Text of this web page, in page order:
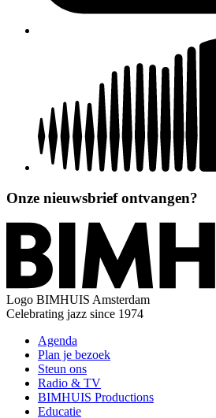
Onze nieuwsbrief ontvangen?
Logo BIMHUIS Amsterdam
Celebrating jazz since 1974
Agenda
Plan je bezoek
Steun ons
Radio & TV
BIMHUIS Productions
Educatie